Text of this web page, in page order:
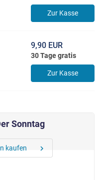
Zur Kasse
9,90 EUR
30 Tage gratis
Zur Kasse
Sonntag
kaufen chevron_right